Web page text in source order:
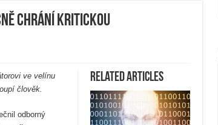
chrání kritickou
Related Articles
ve velínu
člověk.
odborný